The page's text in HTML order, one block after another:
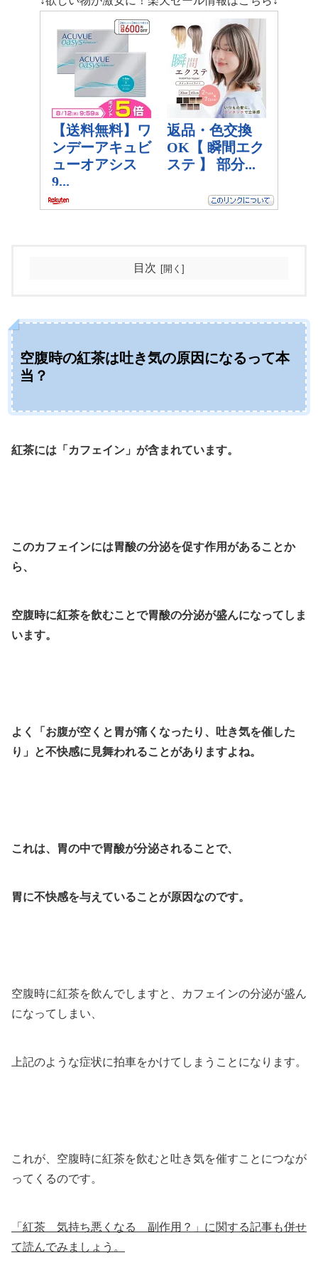
目次
空腹時の紅茶は吐き気の原因になるって本
当？
紅茶には「カフェイン」が含まれています。
このカフェインには胃酸の分泌を促す作用があることか
ら、
空腹時に紅茶を飲むことで胃酸の分泌が盛んになってしま
います。
よく「お腹が空くと胃が痛くなったり、吐き気を催した
り」と不快感に見舞われることがありますよね。
これは、胃の中で胃酸が分泌されることで、
胃に不快感を与えていることが原因なのです。
空腹時に紅茶を飲んでしますと、カフェインの分泌が盛ん
になってしまい、
上記のような症状に拍車をかけてしまうことになります。
これが、空腹時に紅茶を飲むと吐き気を催すことにつなが
ってくるのです。
「紅茶 気持ち悪くなる 副作用？」に関する記事も併せ
て読んでみましょう。